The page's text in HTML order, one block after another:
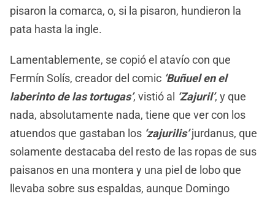
pisaron la comarca, o, si la pisaron, hundieron la
pata hasta la ingle.
Lamentablemente, se copió el atavío con que
Fermín Solís, creador del comic ‘Buñuel en el
laberinto de las tortugas’, vistió al ‘Zajuril’, y que
nada, absolutamente nada, tiene que ver con los
atuendos que gastaban los ‘zajurilis’jurdanus, que
solamente destacaba del resto de las ropas de sus
paisanos en una montera y una piel de lobo que
llevaba sobre sus espaldas, aunque Domingo